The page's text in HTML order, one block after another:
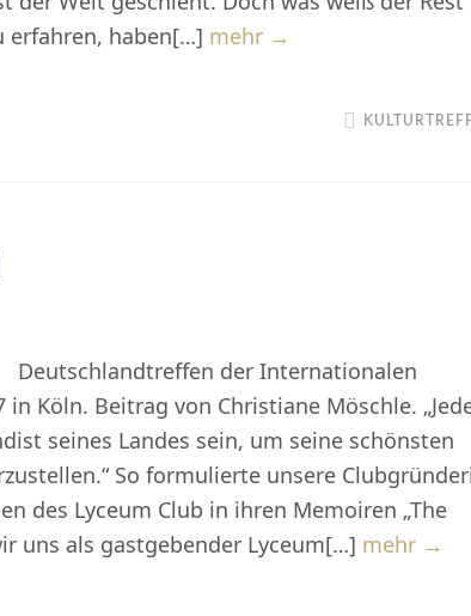
erfahren, haben[…] mehr →
Deutschlandtreffen der Internationalen
in Köln. Beitrag von Christiane Möschle.
seines Landes sein, um seine schönsten
So formulierte unsere
des Lyceum Club in ihren Memoiren „The
uns als gastgebender Lyceum[…] mehr →